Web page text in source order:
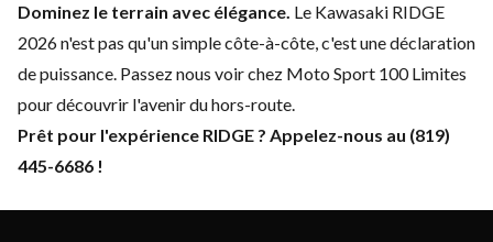
Dominez le terrain avec élégance. Le Kawasaki RIDGE
2026 n'est pas qu'un simple côte-à-côte, c'est une déclaration
de puissance. Passez nous voir chez Moto Sport 100 Limites
pour découvrir l'avenir du hors-route.
Prêt pour l'expérience RIDGE ? Appelez-nous au (819)
445-6686 !